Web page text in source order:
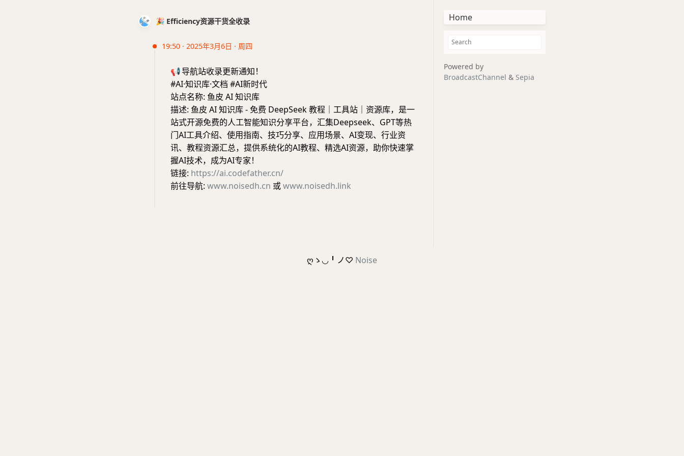
🎉 Efficiency资源干货全收录
19:50 · 2025年3月6日 · 周四
📢导航站收录更新通知！
#AI·知识库·文档 #AI新时代
站点名称: 鱼皮 AI 知识库
描述: 鱼皮 AI 知识库 - 免费 DeepSeek 教程｜工具站｜资源库，是一
站式开源免费的人工智能知识分享平台，汇集Deepseek、GPT等热
门AI工具介绍、使用指南、技巧分享、应用场景、AI变现、行业资
讯、教程资源汇总，提供系统化的AI教程、精选AI资源，助你快速掌
握AI技术，成为AI专家！
链接: https://ai.codefather.cn/
前往导航: www.noisedh.cn 或www.noisedh.link
Home
Powered by
BroadcastChannel & Sepia
ღゝ◡╹ノ♡ Noise